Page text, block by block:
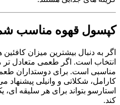
کپسول قهوه مناسب
اگر به دنبال بیشترین میزان
انتخاب است. اگر طعمی متعادل تر
مناسبی است. برای دوستداران
کارامل، شکلاتی و وانیلی
استارسو بتواند برای هر سلیقه
کند.